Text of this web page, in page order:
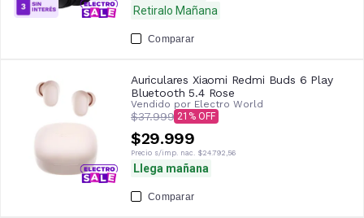
Retiralo Mañana
Comparar
Auriculares Xiaomi Redmi Buds 6 Play
Bluetooth 5.4 Rose
Vendido por Electro World
$37.999 21
$29.999
Precio s/imp. nac. $24.792,56
Llega mañana
Comparar